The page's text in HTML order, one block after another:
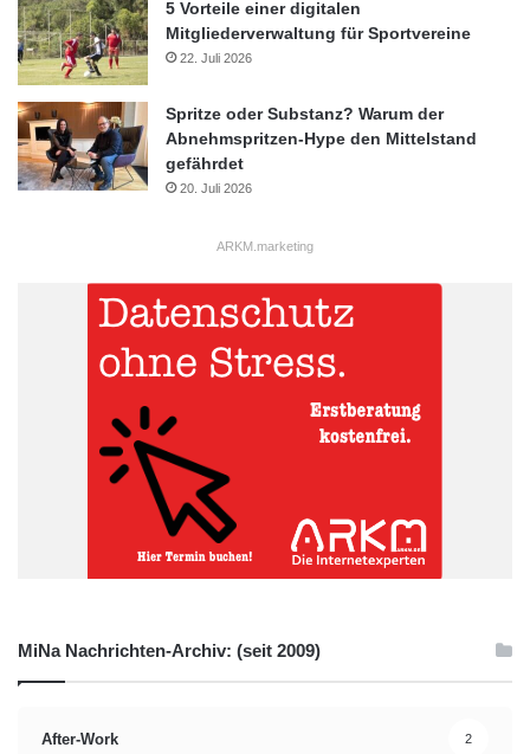
5 Vorteile einer digitalen
Mitgliederverwaltung für Sportvereine
22. Juli 2026
Spritze oder Substanz? Warum der
Abnehmspritzen-Hype den Mittelstand
gefährdet
20. Juli 2026
ARKM.marketing
MiNa Nachrichten-Archiv: (seit 2009)
After-Work 2